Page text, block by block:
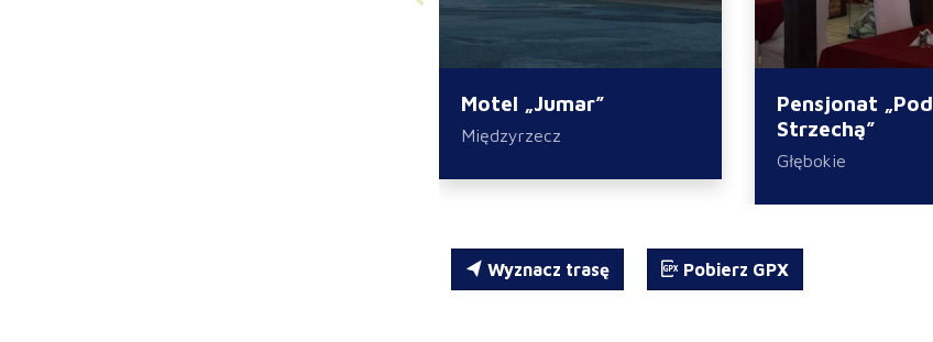
Motel „Jumar”
Międzyrzecz
Pensjonat „Pod
Strzechą”
Głębokie
Wyznacz trasę Pobierz GPX